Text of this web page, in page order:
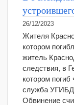
26/12/2023
Жителя
котором
житель
следствия, в
котором
служба
Обвинение